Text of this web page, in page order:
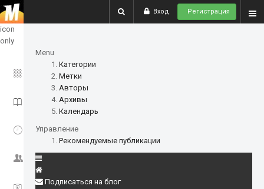
Вход Регистрация
show
icon
only
ГЛАВНОЕ
ИСТОРИИ
СОБЫТИЯ
СООБЩЕСТВО
ФОТО
Menu
Категории
Метки
Авторы
Архивы
Календарь
Управление
Рекомендуемые публикации
Подписаться на блог